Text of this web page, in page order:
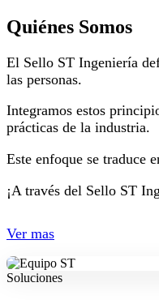
Quiénes Somos
El Sello ST Ingeniería
las personas.
Integramos estos
prácticas de la industria.
Este enfoque se traduce
¡A través del Sello ST
Ver mas
Soluciones